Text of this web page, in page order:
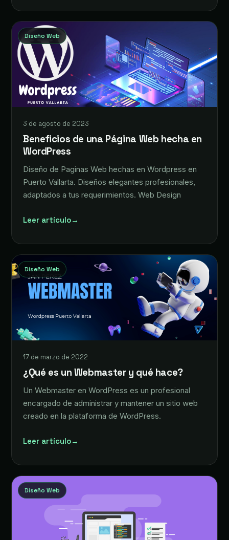
Diseño Web
3 de agosto de 2023
Beneficios de una Página Web hecha en
WordPress
Diseño de Paginas Web hechas en Wordpress en
Puerto Vallarta. Diseños elegantes profesionales,
adaptados a tus requerimientos. Web Design
Leer artículo→
Diseño Web
17 de marzo de 2022
¿Qué es un Webmaster y qué hace?
Un Webmaster en WordPress es un profesional
encargado de administrar y mantener un sitio web
creado en la plataforma de WordPress.
Leer artículo→
Diseño Web